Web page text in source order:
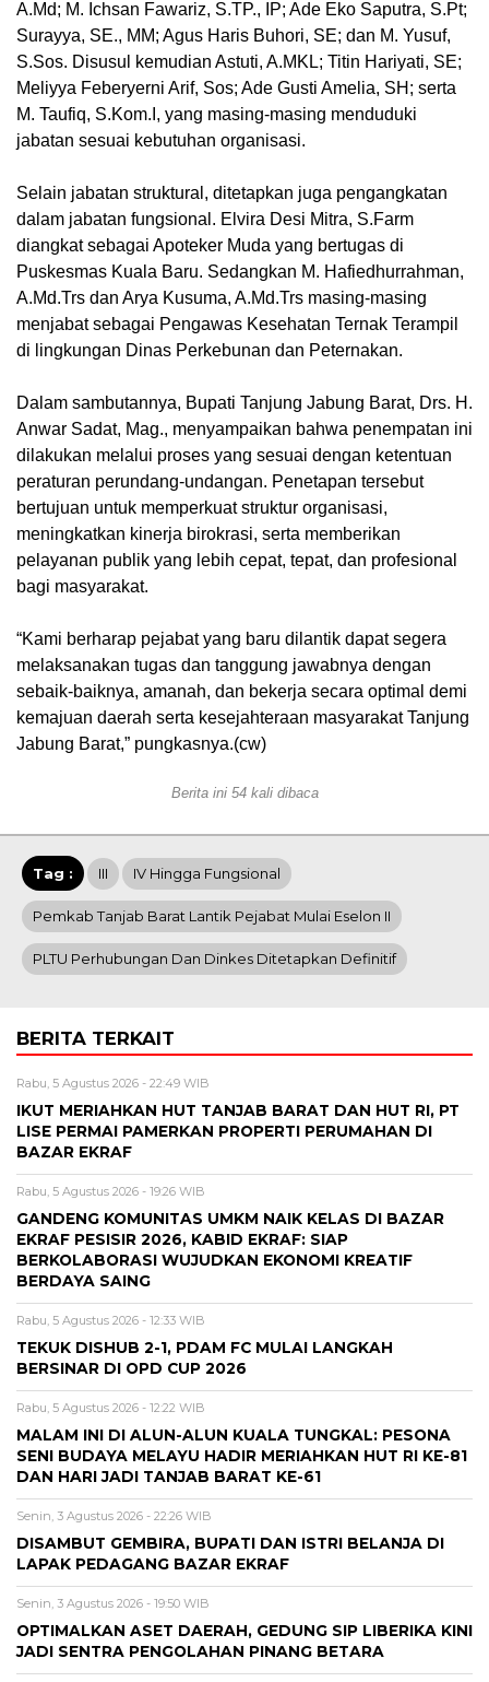
A.Md; M. Ichsan Fawariz, S.TP., IP; Ade Eko Saputra, S.Pt;
Surayya, SE., MM; Agus Haris Buhori, SE; dan M. Yusuf,
S.Sos. Disusul kemudian Astuti, A.MKL; Titin Hariyati, SE;
Meliyya Feberyerni Arif, Sos; Ade Gusti Amelia, SH; serta
M. Taufiq, S.Kom.I, yang masing-masing menduduki
jabatan sesuai kebutuhan organisasi.
Selain jabatan struktural, ditetapkan juga pengangkatan
dalam jabatan fungsional. Elvira Desi Mitra, S.Farm
diangkat sebagai Apoteker Muda yang bertugas di
Puskesmas Kuala Baru. Sedangkan M. Hafiedhurrahman,
A.Md.Trs dan Arya Kusuma, A.Md.Trs masing-masing
menjabat sebagai Pengawas Kesehatan Ternak Terampil
di lingkungan Dinas Perkebunan dan Peternakan.
Dalam sambutannya, Bupati Tanjung Jabung Barat, Drs. H.
Anwar Sadat, Mag., menyampaikan bahwa penempatan ini
dilakukan melalui proses yang sesuai dengan ketentuan
peraturan perundang-undangan. Penetapan tersebut
bertujuan untuk memperkuat struktur organisasi,
meningkatkan kinerja birokrasi, serta memberikan
pelayanan publik yang lebih cepat, tepat, dan profesional
bagi masyarakat.
“Kami berharap pejabat yang baru dilantik dapat segera
melaksanakan tugas dan tanggung jawabnya dengan
sebaik-baiknya, amanah, dan bekerja secara optimal demi
kemajuan daerah serta kesejahteraan masyarakat Tanjung
Jabung Barat,” pungkasnya.(cw)
Berita ini 54 kali dibaca
Tag : III IV Hingga Fungsional
Pemkab Tanjab Barat Lantik Pejabat Mulai Eselon II
PLTU Perhubungan Dan Dinkes Ditetapkan Definitif
BERITA TERKAIT
Rabu, 5 Agustus 2026 - 22:49 WIB
IKUT MERIAHKAN HUT TANJAB BARAT DAN HUT RI, PT
LISE PERMAI PAMERKAN PROPERTI PERUMAHAN DI
BAZAR EKRAF
Rabu, 5 Agustus 2026 - 19:26 WIB
GANDENG KOMUNITAS UMKM NAIK KELAS DI BAZAR
EKRAF PESISIR 2026, KABID EKRAF: SIAP
BERKOLABORASI WUJUDKAN EKONOMI KREATIF
BERDAYA SAING
Rabu, 5 Agustus 2026 - 12:33 WIB
TEKUK DISHUB 2-1, PDAM FC MULAI LANGKAH
BERSINAR DI OPD CUP 2026
Rabu, 5 Agustus 2026 - 12:22 WIB
MALAM INI DI ALUN-ALUN KUALA TUNGKAL: PESONA
SENI BUDAYA MELAYU HADIR MERIAHKAN HUT RI KE-81
DAN HARI JADI TANJAB BARAT KE-61
Senin, 3 Agustus 2026 - 22:26 WIB
DISAMBUT GEMBIRA, BUPATI DAN ISTRI BELANJA DI
LAPAK PEDAGANG BAZAR EKRAF
Senin, 3 Agustus 2026 - 19:50 WIB
OPTIMALKAN ASET DAERAH, GEDUNG SIP LIBERIKA KINI
JADI SENTRA PENGOLAHAN PINANG BETARA